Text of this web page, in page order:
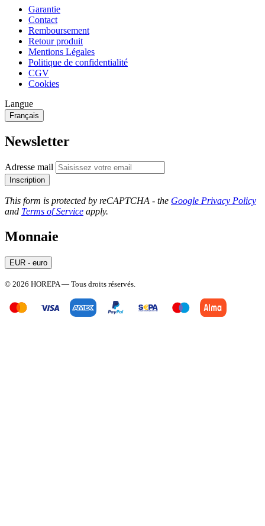
Garantie
Contact
Remboursement
Retour produit
Mentions Légales
Politique de confidentialité
CGV
Cookies
Langue
Français
Newsletter
Adresse mail
Inscription
This form is protected by reCAPTCHA - the Google Privacy Policy
and Terms of Service apply.
Monnaie
EUR - euro
© 2026 HOREPA — Tous droits réservés.